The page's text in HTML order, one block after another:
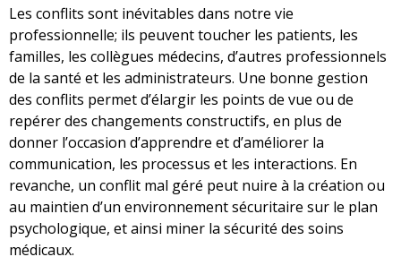
Les conflits sont inévitables dans notre vie
professionnelle; ils peuvent toucher les patients, les
familles, les collègues médecins, d’autres professionnels
de la santé et les administrateurs. Une bonne gestion
des conflits permet d’élargir les points de vue ou de
repérer des changements constructifs, en plus de
donner l’occasion d’apprendre et d’améliorer la
communication, les processus et les interactions. En
revanche, un conflit mal géré peut nuire à la création ou
au maintien d’un environnement sécuritaire sur le plan
psychologique, et ainsi miner la sécurité des soins
médicaux.